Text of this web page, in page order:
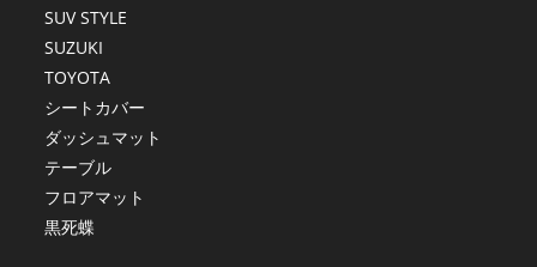
SUV STYLE
SUZUKI
TOYOTA
シートカバー
ダッシュマット
テーブル
フロアマット
黒死蝶